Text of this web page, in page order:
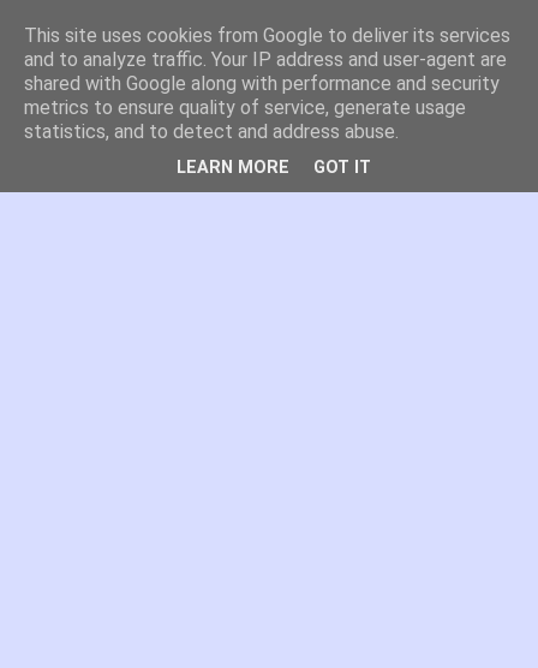
es por madrid
El blog de Madrid y su actualidad, proyectos, transporte,
movilidad, arquitectura, participación, medio ambiente,
educación, empleo, ...
This site uses cookies from Google to deliver its services
and to analyze traffic. Your IP address and user-agent are
shared with Google along with performance and security
metrics to ensure quality of service, generate usage
statistics, and to detect and address abuse.
LEARN MORE GOT IT